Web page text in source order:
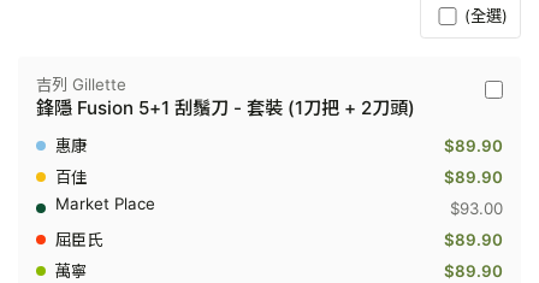
(全選)
吉
Gillette
-
鋒
Fusion
5+1
刮
鬚
吉列 Gillette
鋒隱 Fusion 5+1 刮鬚刀 - 套裝 (1刀把 + 2刀頭)
$89.90
$89.90
$93.00
$89.90
$89.90